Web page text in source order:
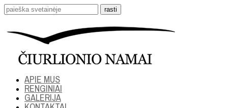
APIE MUS
RENGINIAI
GALERIJA